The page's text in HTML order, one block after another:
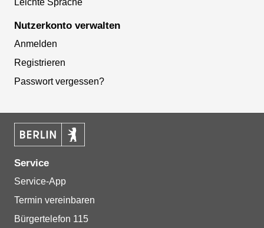
Leichte Sprache
Nutzerkonto verwalten
Anmelden
Registrieren
Passwort vergessen?
Service
Service-App
Termin vereinbaren
Bürgertelefon 115